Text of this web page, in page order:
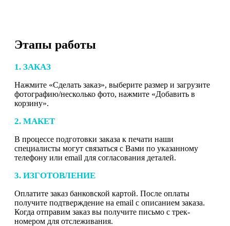
Этапы работы
1. ЗАКАЗ
Нажмите «Сделать заказ», выберите размер и загрузите
фотографию/несколько фото, нажмите «Добавить в
корзину».
2. МАКЕТ
В процессе подготовки заказа к печати наши
специалисты могут связаться с Вами по указанному
телефону или email для согласования деталей.
3. ИЗГОТОВЛЕНИЕ
Оплатите заказ банковской картой. После оплаты
получите подтверждение на email с описанием заказа.
Когда отправим заказ вы получите письмо с трек-
номером для отслеживания.